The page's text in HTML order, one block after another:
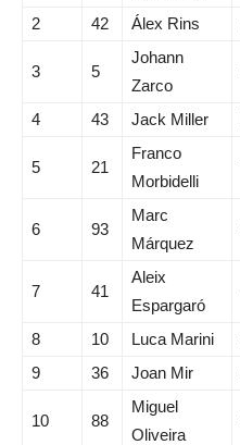
2 42 Álex Rins
3 5
Johann
Zarco
4 43 Jack Miller
5 21
Franco
Morbidelli
6 93
Marc
Márquez
7 41
Aleix
Espargaró
8 10 Luca Marini
9
36 Joan Mir
10 88
Miguel
Oliveira